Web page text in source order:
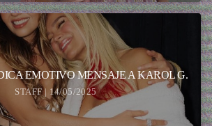
EMOTIVO MENSAJE A KAROL G.
STAFF | 14/05/2025